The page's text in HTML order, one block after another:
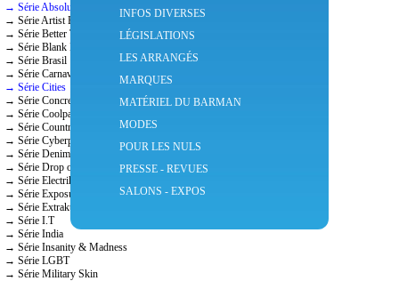
INFOS DIVERSES
LÉGISLATIONS
LES ARRANGÉS
MARQUES
MATÉRIEL DU BARMAN
MODES
POUR LES NULS
PRESSE - REVUES
SALONS - EXPOS
→ Série Absolut Limited
→ Série Artist Edition
→ Série Better Together
→ Série Blank Édition
→ Série Brasil
→ Série Carnaval
→ Série Cities
→ Série Concrete
→ Série Coolpack
→ Série Countries
→ Série Cyberpunk
→ Série Denim
→ Série Drop of Love
→ Série Electrik
→ Série Exposure
→ Série Extrakt
→ Série I.T
→ Série India
→ Série Insanity & Madness
→ Série LGBT
→ Série Military Skin